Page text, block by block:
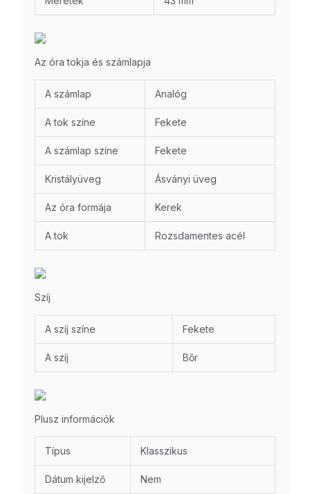
Az óra tokja és számlapja
A számlap Analóg
A tok színe Fekete
A számlap színe Fekete
Kristályüveg Ásványi üveg
Az óra formája Kerek
A tok Rozsdamentes acél
Szíj
A szíj színe Fekete
A szíj Bőr
Plusz információk
Típus Klasszikus
Dátum kijelző Nem